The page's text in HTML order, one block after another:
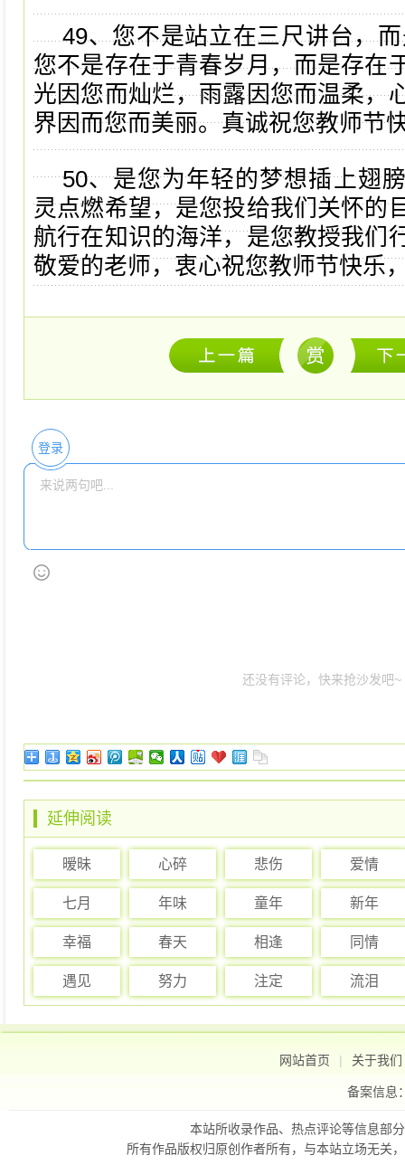
49、您不是站立在三尺讲台，
您不是存在于青春岁月，而是存在
光因您而灿烂，雨露因您而温柔，
界因而您而美丽。真诚祝您教师节
50、是您为年轻的梦想插上翅
灵点燃希望，是您投给我们关怀的
航行在知识的海洋，是您教授我们
敬爱的老师，衷心祝您教师节快乐
登录
还没有评论，快来抢沙发吧~
延伸阅读
暧昧 心碎 悲伤 爱情
七月 年味 童年 新年
幸福 春天 相逢 同情
遇见 努力 注定 流泪
网站首页 | 关于我们
备案信息
本站所收录作品、热点评论等信息部
所有作品版权归原创作者所有，与本站立场无关